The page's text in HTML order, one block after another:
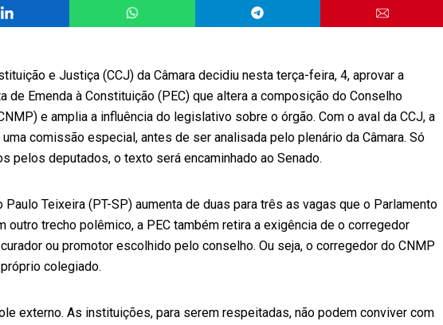
e Justiça (CCJ) da Câmara decidiu nesta terça-feira, 4, aprovar a
Emenda à Constituição (PEC) que altera a composição do Conselho
e amplia a influência do legislativo sobre o órgão. Com o aval da CCJ, a
comissão especial, antes de ser analisada pelo plenário da Câmara. Só
pelos deputados, o texto será encaminhado ao Senado.
Teixeira (PT-SP) aumenta de duas para três as vagas que o Parlamento
outro trecho polêmico, a PEC também retira a exigência de o corregedor
ou promotor escolhido pelo conselho. Ou seja, o corregedor do CNMP
colegiado.
externo. As instituições, para serem respeitadas, não podem conviver com